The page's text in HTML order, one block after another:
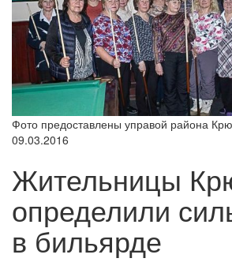
Фото предоставлены управой района
09.03.2016
Жительницы
определили
в бильярде